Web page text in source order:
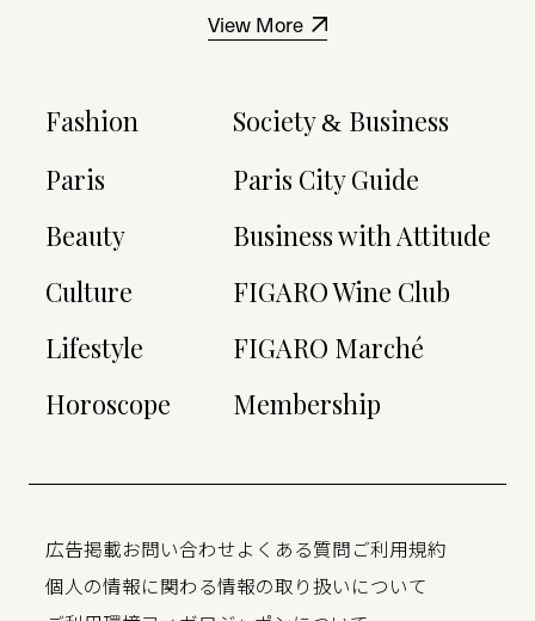
View More
Fashion
Paris
Beauty
Culture
Lifestyle
Horoscope
Society& Business
Paris City Guide
Business with Attitude
FIGARO Wine Club
FIGARO Marché
Membership
広告掲載お問い合わせよくある質問ご利用規約
個人の情報に関わる情報の取り扱いについて